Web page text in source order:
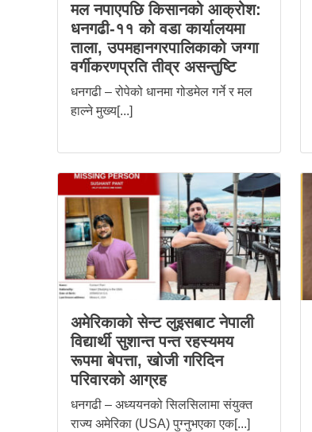
मल नपाएपछि किसानको आक्रोश:
धनगढी-११ को वडा कार्यालयमा
ताला, उपमहानगरपालिकाको जग्गा
वर्गीकरणप्रति तीव्र असन्तुष्टि
धनगढी – रोपेको धानमा गोडमेल गर्ने र मल
हाल्ने मुख्य[...]
अमेरिकाको सेन्ट लुइसबाट नेपाली
विद्यार्थी सुशान्त पन्त रहस्यमय
रूपमा बेपत्ता, खोजी गरिदिन
परिवारको आग्रह
धनगढी – अध्ययनको सिलसिलामा संयुक्त
राज्य अमेरिका (USA) पुग्नुभएका एक[...]